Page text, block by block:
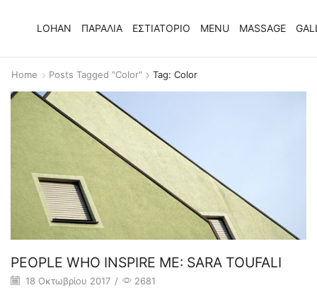
LOHAN ΠΑΡΑΛΙΑ ΕΣΤΙΑΤΟΡΙΟ MENU MASSAGE
Home Posts Tagged "color" Tag: Color
PEOPLE WHO INSPIRE ME: SARA TOUFALI
18 Οκτωβρίου 2017 / 2681